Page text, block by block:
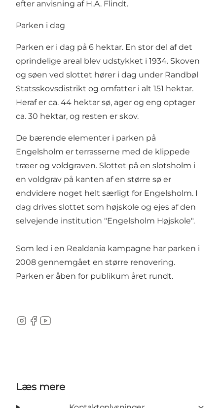
efter anvisning af H.A. Flindt.
Parken i dag
Parken er i dag på 6 hektar. En stor del af det
oprindelige areal blev udstykket i 1934. Skoven
og søen ved slottet hører i dag under Randbøl
Statsskovsdistrikt og omfatter i alt 151 hektar.
Heraf er ca. 44 hektar sø, ager og eng optager
ca. 30 hektar, og resten er skov.
De bærende elementer i parken på
Engelsholm er terrasserne med de klippede
træer og voldgraven. Slottet på en slotsholm i
en voldgrav på kanten af en større sø er
endvidere noget helt særligt for Engelsholm. I
dag drives slottet som højskole og ejes af den
selvejende institution "Engelsholm Højskole".
Som led i en Realdania kampagne har parken i
2008 gennemgået en større renovering.
Parken er åben for publikum året rundt.
Instagram
Facebook
Youtube
Læs mere